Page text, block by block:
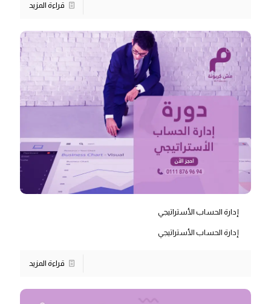
قراءة المزيد
إدارة الحساب الأستراتيجي
إدارة الحساب الأستراتيجي
قراءة المزيد